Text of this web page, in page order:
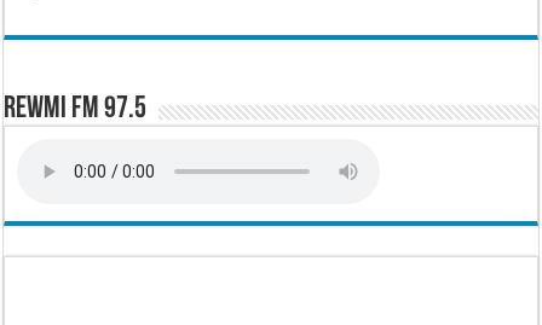
Rewmi FM 97.5